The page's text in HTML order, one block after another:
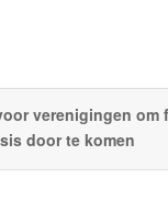
verenigingen om
door te komen